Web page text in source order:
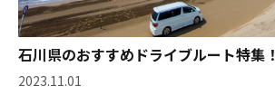
石川県のおすすめドライブルート特集！
2023.11.01